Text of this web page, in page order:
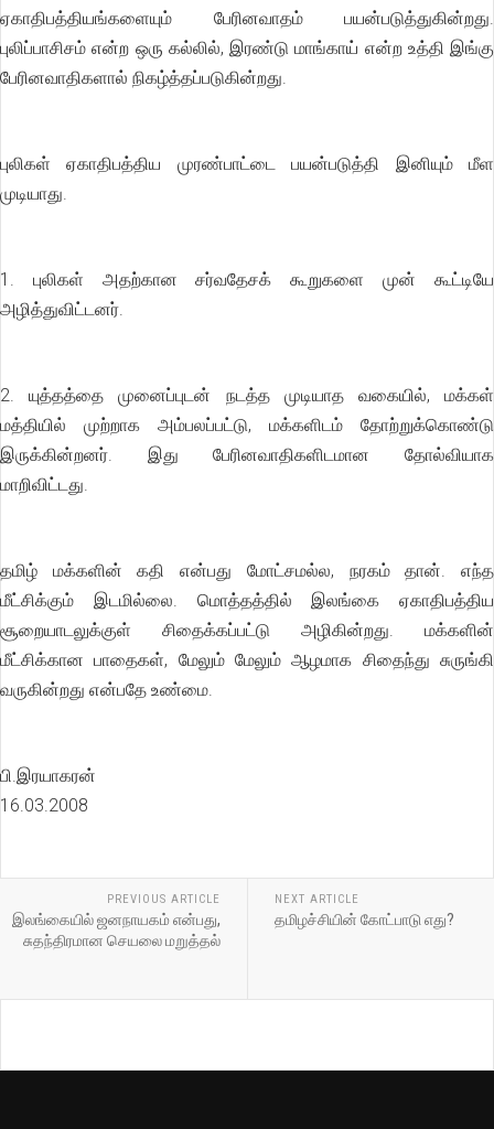
ஏகாதிபத்தியங்களையும் பேரினவாதம் பயன்படுத்துகின்றது.
புலிப்பாசிசம் என்ற ஒரு கல்லில், இரண்டு மாங்காய் என்ற உத்தி இங்கு
பேரினவாதிகளால் நிகழ்த்தப்படுகின்றது.
புலிகள் ஏகாதிபத்திய முரண்பாட்டை பயன்படுத்தி இனியும் மீள
முடியாது.
1. புலிகள் அதற்கான சர்வதேசக் கூறுகளை முன் கூட்டியே
அழித்துவிட்டனர்.
2. யுத்தத்தை முனைப்புடன் நடத்த முடியாத வகையில், மக்கள்
மத்தியில் முற்றாக அம்பலப்பட்டு, மக்களிடம் தோற்றுக்கொண்டு
இருக்கின்றனர். இது பேரினவாதிகளிடமான தோல்வியாக
மாறிவிட்டது.
தமிழ் மக்களின் கதி என்பது மோட்சமல்ல, நரகம் தான். எந்த
மீட்சிக்கும் இடமில்லை. மொத்தத்தில் இலங்கை ஏகாதிபத்திய
சூறையாடலுக்குள் சிதைக்கப்பட்டு அழிகின்றது. மக்களின்
மீட்சிக்கான பாதைகள், மேலும் மேலும் ஆழமாக சிதைந்து சுருங்கி
வருகின்றது என்பதே உண்மை.
பி.இரயாகரன்
16.03.2008
PREVIOUS ARTICLE
இலங்கையில் ஜனநாயகம் என்பது,
சுதந்திரமான செயலை மறுத்தல்
NEXT ARTICLE
தமிழச்சியின் கோட்பாடு எது?